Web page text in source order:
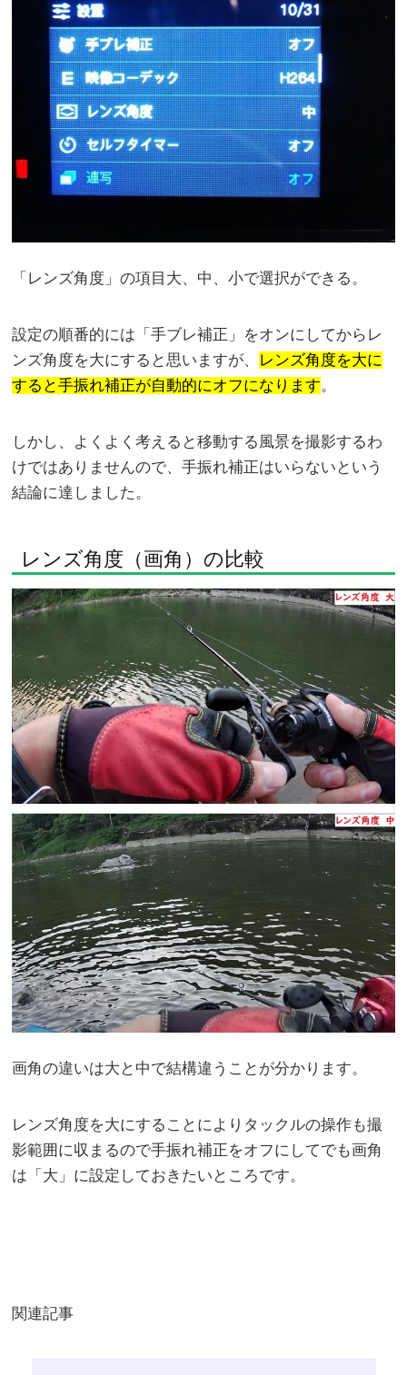
「レンズ角度」の項目大、中、小で選択ができる。
設定の順番的には「手ブレ補正」をオンにしてからレ
ンズ角度を大にすると思いますが、 レンズ角度を大に
すると手振れ補正が自動的にオフになります。
しかし、よくよく考えると移動する風景を撮影するわ
けではありませんので、手振れ補正はいらないという
結論に達しました。
レンズ角度（画角）の比較
画角の違いは大と中で結構違うことが分かります。
レンズ角度を大にすることによりタックルの操作も撮
影範囲に収まるので手振れ補正をオフにしてでも画角
は「大」に設定しておきたいところです。
関連記事